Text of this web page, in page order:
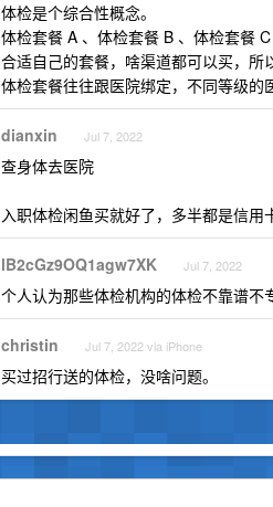
体检是个综合性概念。
体检套餐 A 、体检套餐 B 、体检套餐
合适自己的套餐，啥渠道都可以买，所
体检套餐往往跟医院绑定，不同等级的
dianxin Jul 7, 2022
查身体去医院
入职体检闲鱼买就好了，多半都是信
lB2cGz9OQ1agw7XK Jul 7, 2022
个人认为那些体检机构的体检不靠谱不
christin Jul 7, 2022 via iPhone
买过招行送的体检，没啥问题。